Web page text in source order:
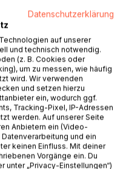
spielt in den Jahren
Wochen. Die Personen
Datenschutzerklärung
auf unserer
und technisch notwendig.
(z. B. Cookies oder
um zu messen, wie häufig
wird. Wir verwenden
und setzen hierzu
ein, wodurch ggf.
Tracking-Pixel, IP-Adressen
werden. Auf unserer Seite
Anbietern ein (Video-
und ein
keinen Einfluss. Mit deiner
Vorgänge ein. Du
unter „Privacy-Einstellungen“)